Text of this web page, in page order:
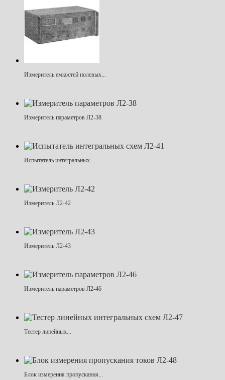
Измеритель емкостей полевых...
Измеритель параметров Л2-38
Испытатель интегральных...
Измеритель Л2-42
Измеритель Л2-43
Измеритель параметров Л2-46
Тестер линейных...
Блок измерения пропускания...